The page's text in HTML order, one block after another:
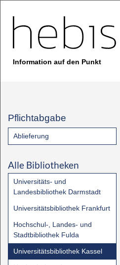
Information auf den Punkt
Pflichtabgabe
Ablieferung
Alle Bibliotheken
Universitäts- und
Landesbibliothek Darmstadt
Universitätsbibliothek Frankfurt
Hochschul-, Landes- und
Stadtbibliothek Fulda
Universitätsbibliothek Kassel